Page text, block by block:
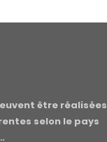
être réalisées
selon le pays